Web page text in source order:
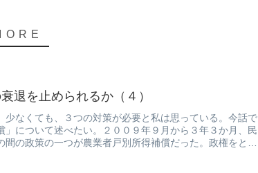
退を止められるか（４）
少なくても、３つの対策が必要と私は思っている。今話で
」について述べたい。２００９年９月から３年３か月、民
の政策の一つが農業者戸別所得補償だった。政権をとる